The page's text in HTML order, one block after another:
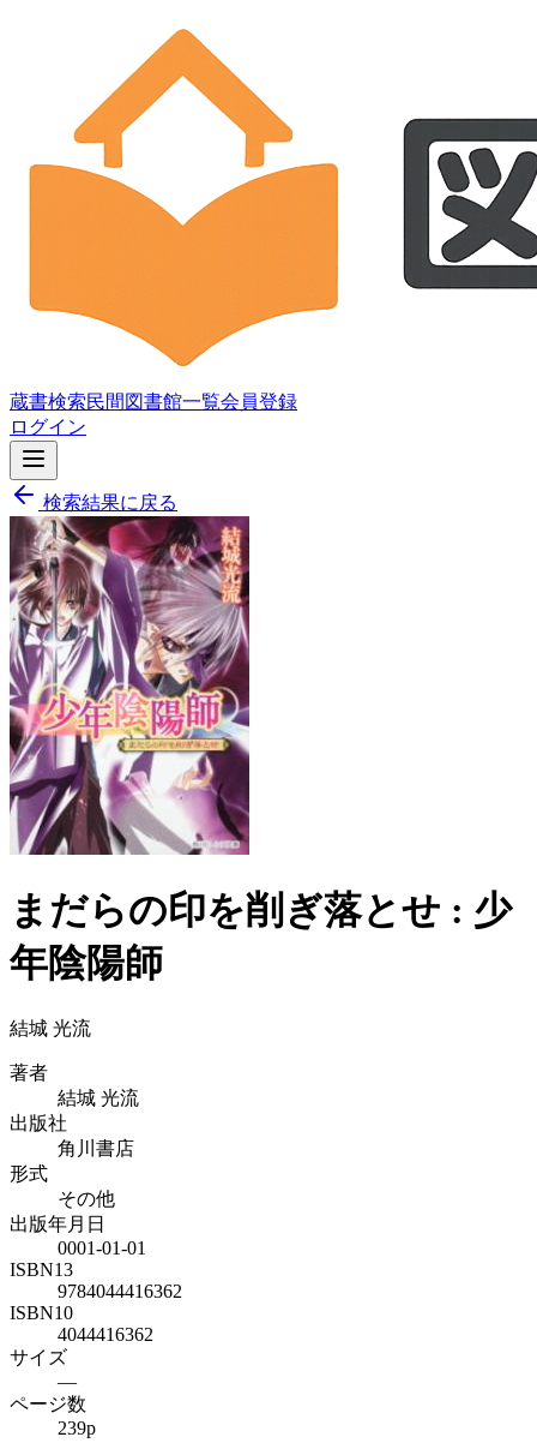
蔵書検索民間図書館一覧会員登録
ログイン
検索結果に戻る
まだらの印を削ぎ落とせ : 少
年陰陽師
結城 光流
著者
結城 光流
出版社
角川書店
形式
その他
出版年月日
0001-01-01
ISBN13
9784044416362
ISBN10
4044416362
サイズ
—
ページ数
239p